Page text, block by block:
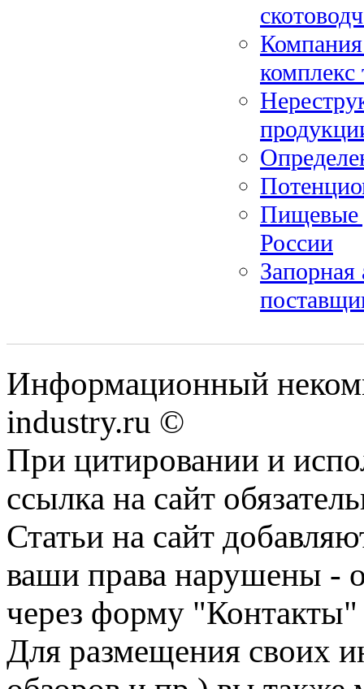
комплекс
Пищевые
России
Информационный
industry.ru ©
При цитировании и
ссылка на сайт
Статьи на сайт
ваши права нарушены -
через форму "Контакты"
Для размещения своих